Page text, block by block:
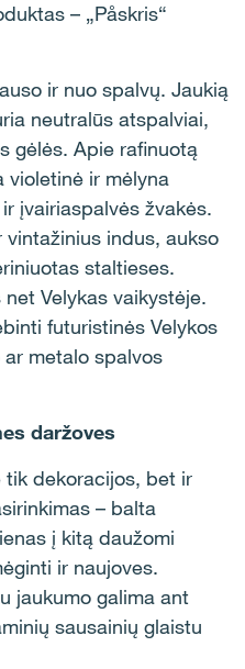
– „Påskris“
ir nuo spalvų. Jaukią
neutralūs atspalviai,
gėlės. Apie rafinuotą
violetinė ir mėlyna
įvairiaspalvės žvakės.
indus, aukso
staltieses.
Velykas vaikystėje.
futuristinės Velykos
metalo spalvos
daržoves
dekoracijos, bet ir
– balta
į kitą daužomi
ir naujoves.
jaukumo galima ant
sausainių glaistu